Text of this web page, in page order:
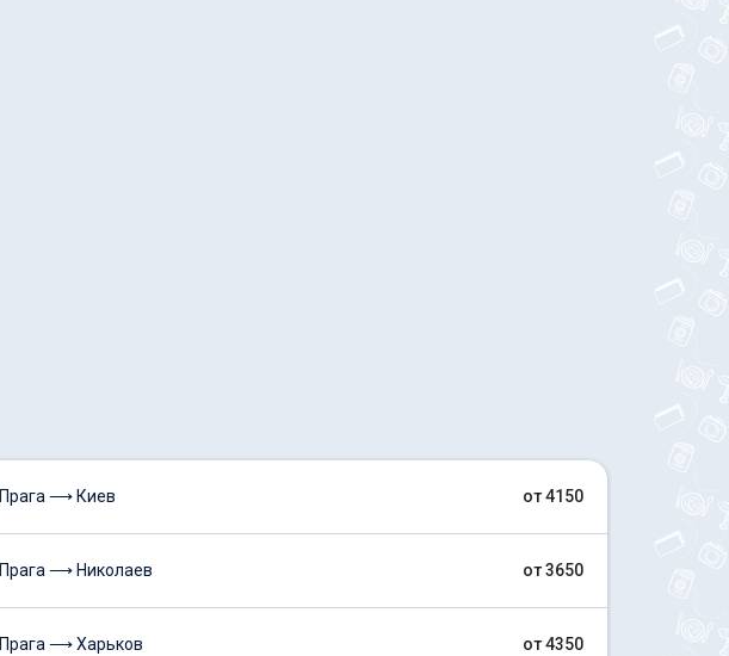
Прага ⟶ Киев от 4150
Прага ⟶ Николаев от 3650
Прага ⟶ Харьков от 4350